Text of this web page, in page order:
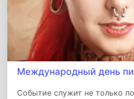
Международный день
Событие служит не только